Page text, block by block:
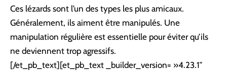
Ces lézards sont l’un des types les plus amicaux.
Généralement, ils aiment être manipulés. Une
manipulation régulière est essentielle pour éviter qu’ils
ne deviennent trop agressifs.
[/et_pb_text][et_pb_text _builder_version= »4.23.1″